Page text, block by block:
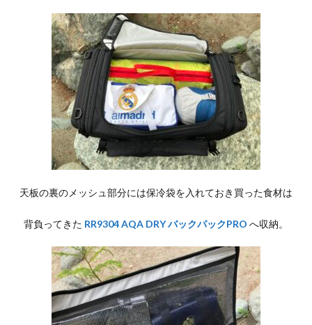
天板の裏のメッシュ部分には保冷袋を入れておき買った食材は
背負ってきた RR9304 AQA DRY バックパックPRO へ収納。